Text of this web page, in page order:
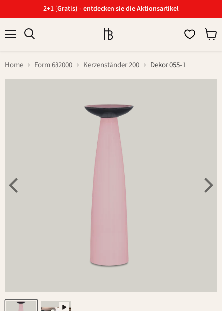
2+1 (Gratis) - entdecken sie die Aktionsartikel
Home Form 682000 Kerzenständer 200 Dekor 055-1